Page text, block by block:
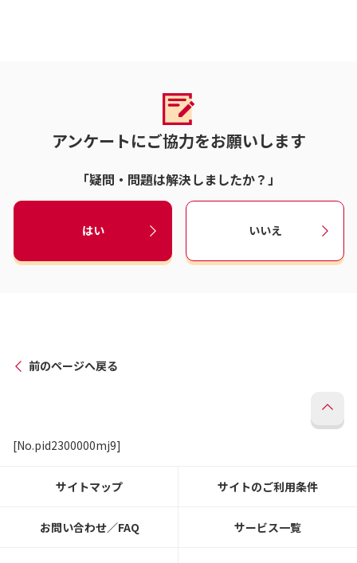
アンケートにご協力をお願いします
「疑問・問題は解決しましたか？」
はい いいえ
前のページへ戻る
[No.pid2300000mj9]
サイトマップ サイトのご利用条件
お問い合わせ／FAQ サービス一覧